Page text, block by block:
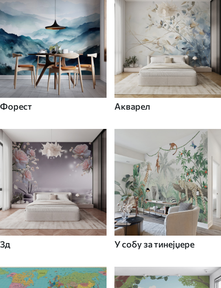
Форест Акварел
3д У собу за тинејџере